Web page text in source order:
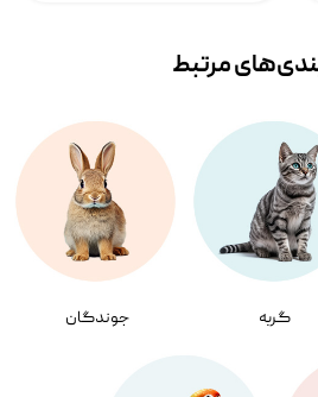
گربه جوندگان
مرتبط